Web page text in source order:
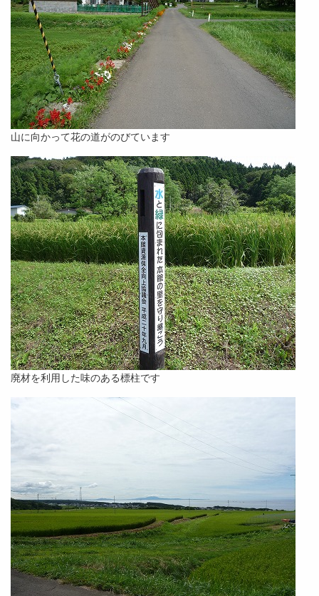
山に向かって花の道がのびています
廃材を利用した味のある標柱です